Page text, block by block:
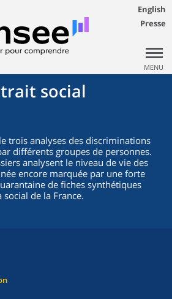
English
Presse
MENU
social
trois analyses des discriminations
différents groupes de personnes.
analysent le niveau de vie des
encore marquée par une forte
de fiches synthétiques
de la France.